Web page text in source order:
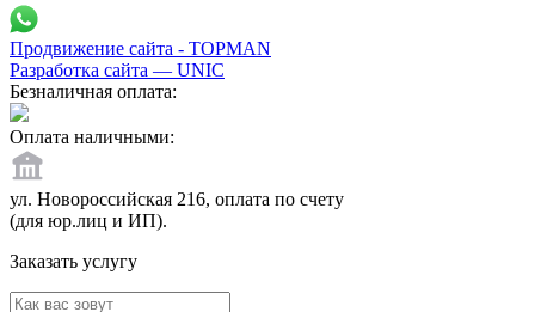
Продвижение сайта - TOPMAN
Разработка сайта — UNIC
Безналичная оплата:
Оплата наличными:
ул. Новороссийская 216, оплата по счету
(для юр.лиц и ИП).
Заказать услугу